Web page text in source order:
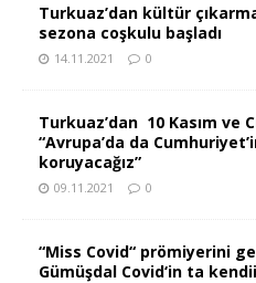
Turkuaz’dan kültür
sezona coşkulu başladı
14.11.2021 0
Turkuaz’dan 10 Kasım ve
“Avrupa’da da
koruyacağız”
09.11.2021 0
“Miss Covid“ prömiyerini
Gümüşdal Covid‘in ta